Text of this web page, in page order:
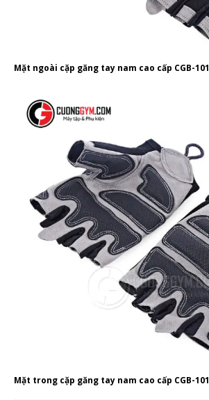
Mặt ngoài cặp găng tay nam cao cấp CGB-101
Mặt trong cặp găng tay nam cao cấp CGB-101